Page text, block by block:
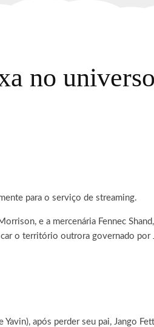
no
para o serviço de streaming.
e a mercenária Fennec
o território outrora governado por
após perder seu pai, Jango